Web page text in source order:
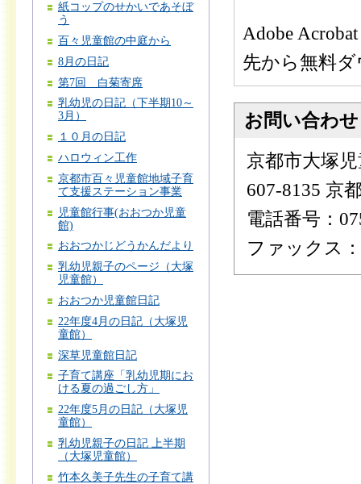
紙コップのせかいであそぼ
う
百々児童館の中庭から
8月の日記
第7回 白菊寄席
乳幼児の日記（下半期10～
3月）
１０月の日記
ハロウィン工作
京都市百々児童館地域子育
て支援ステーション事業
児童館行事(おおつか児童
館)
おおつかじどうかんだより
乳幼児親子のページ（大塚
児童館）
おおつか児童館日記
22年度4月の日記（大塚児
童館）
深草児童館日記
子育て講座「乳幼児期にお
ける夏の過ごし方」
22年度5月の日記（大塚児
童館）
乳幼児親子の日記 上半期
（大塚児童館）
竹本久美子先生の子育て講
Adobe
先から無料
お問い合わせ
京都市大塚
607-8135 京
電話番号：
ファックス